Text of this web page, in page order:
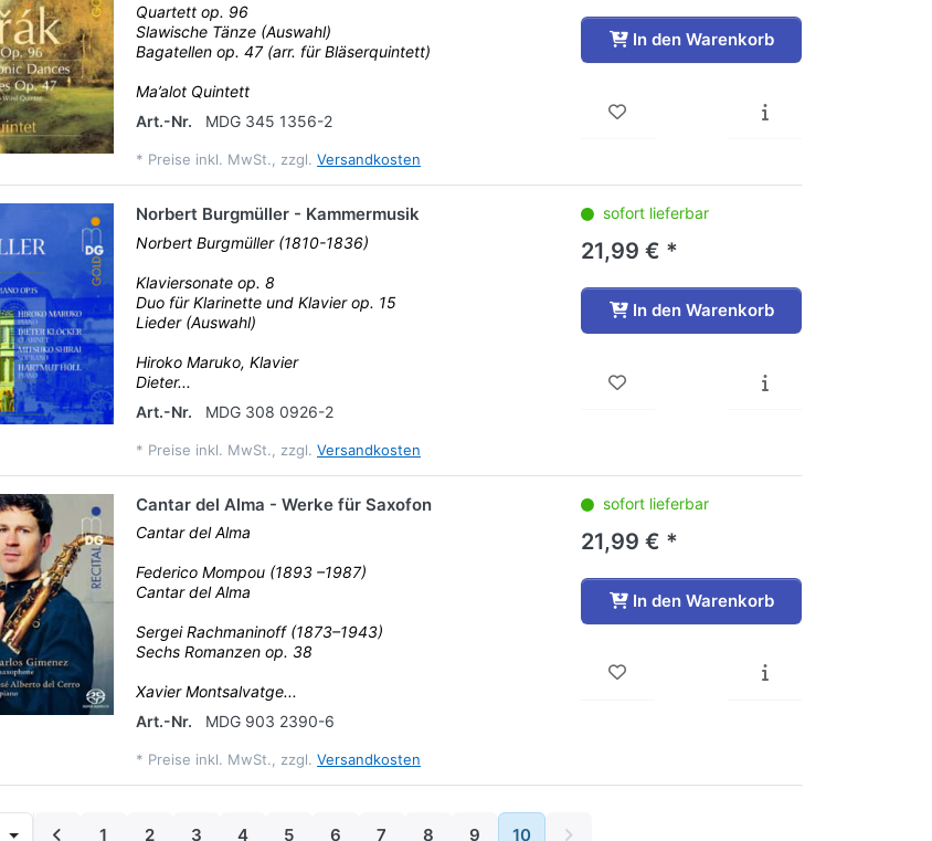
Quartett op. 96
Slawische Tänze (Auswahl)
Bagatellen op. 47 (arr. für Bläserquintett)
Ma’alot Quintett
Art.-Nr.
MDG 345 1356-2
* Preise inkl. MwSt., zzgl. Versandkosten
In den Warenkorb
Norbert Burgmüller - Kammermusik
Norbert Burgmüller (1810-1836)
Klaviersonate op. 8
Duo für Klarinette und Klavier op. 15
Lieder (Auswahl)
Hiroko Maruko, Klavier
Dieter...
Art.-Nr.
MDG 308 0926-2
* Preise inkl. MwSt., zzgl. Versandkosten
sofort lieferbar
21,99 € *
In den Warenkorb
Cantar del Alma - Werke für Saxofon
Cantar del Alma
Federico Mompou (1893 –1987)
Cantar del Alma
Sergei Rachmaninoff (1873–1943)
Sechs Romanzen op. 38
Xavier Montsalvatge...
Art.-Nr.
MDG 903 2390-6
* Preise inkl. MwSt., zzgl. Versandkosten
sofort lieferbar
21,99 € *
In den Warenkorb
1 2 3 4 5 6 7 8 9 10